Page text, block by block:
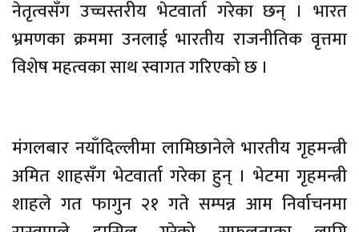
नेतृत्वसँग उच्चस्तरीय भेटवार्ता गरेका छन् । भारत
भ्रमणका क्रममा उनलाई भारतीय राजनीतिक वृत्तमा
विशेष महत्वका साथ स्वागत गरिएको छ ।
मंगलबार नयाँदिल्लीमा लामिछानेले भारतीय गृहमन्त्री
अमित शाहसँग भेटवार्ता गरेका हुन् । भेटमा गृहमन्त्री
शाहले गत फागुन २१ गते सम्पन्न आम निर्वाचनमा